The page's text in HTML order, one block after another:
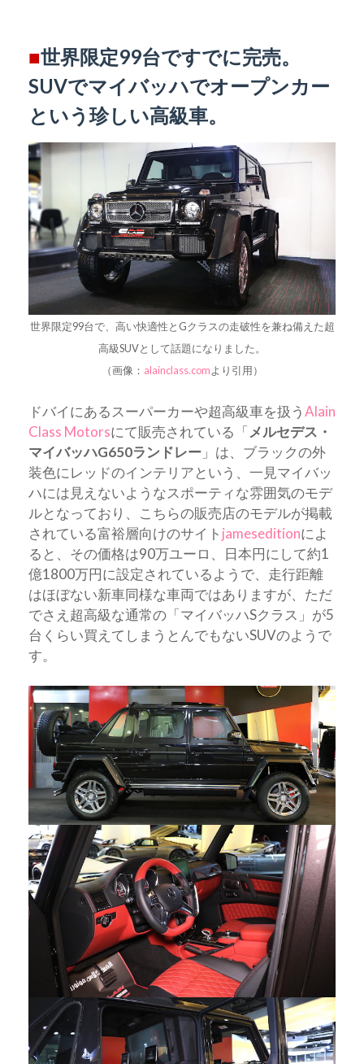
■世界限定99台ですでに完売。
SUVでマイバッハでオープンカー
という珍しい高級車。
世界限定99台で、高い快適性とGクラスの走破性を兼ね備えた超
高級SUVとして話題になりました。
（画像： alainclass.comより引用）
ドバイにあるスーパーカーや超高級車を扱うAlain
Class Motorsにて販売されている「メルセデス・
マイバッハG650ランドレー 」は、ブラックの外
装色にレッドのインテリアという、一見マイバッ
ハには見えないようなスポーティな雰囲気のモデ
ルとなっており、こちらの販売店のモデルが掲載
されている富裕層向けのサイト jameseditionによ
ると、その価格は90万ユーロ、日本円にして約1
億1800万円に設定されているようで、走行距離
はほぼない新車同様な車両ではありますが、ただ
でさえ超高級な通常の「マイバッハSクラス」が5
台くらい買えてしまうとんでもないSUVのようで
す。